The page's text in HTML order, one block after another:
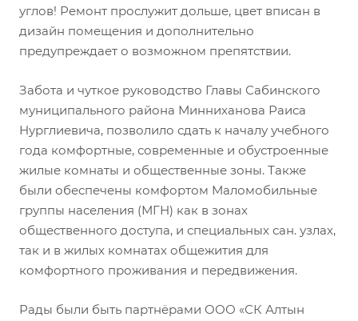
углов! Ремонт прослужит дольше, цвет вписан в
дизайн помещения и дополнительно
предупреждает о возможном препятствии.
Забота и чуткое руководство Главы Сабинского
муниципального района Минниханова Раиса
Нурглиевича, позволило сдать к началу учебного
года комфортные, современные и обустроенные
жилые комнаты и общественные зоны. Также
были обеспечены комфортом Маломобильные
группы населения (МГН) как в зонах
общественного доступа, и специальных сан. узлах,
так и в жилых комнатах общежития для
комфортного проживания и передвижения.
Рады были быть партнёрами ООО «СК Алтын